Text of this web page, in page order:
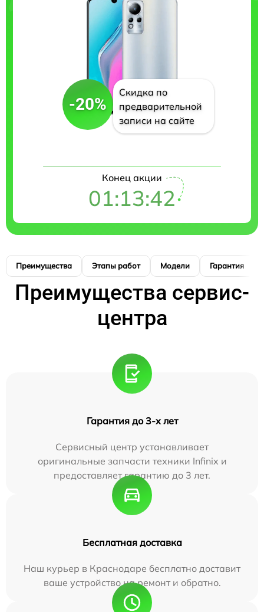
-20%
Скидка по
предварительной
записи на сайте
Конец акции
01:13:42
Преимущества Этапы работ Модели Гарантия
Преимущества сервис-
центра
Гарантия до 3-х лет
Сервисный центр устанавливает
оригинальные запчасти техники Infinix и
предоставляет гарантию до 3 лет.
Бесплатная доставка
Наш курьер в Краснодаре бесплатно доставит
ваше устройство на ремонт и обратно.